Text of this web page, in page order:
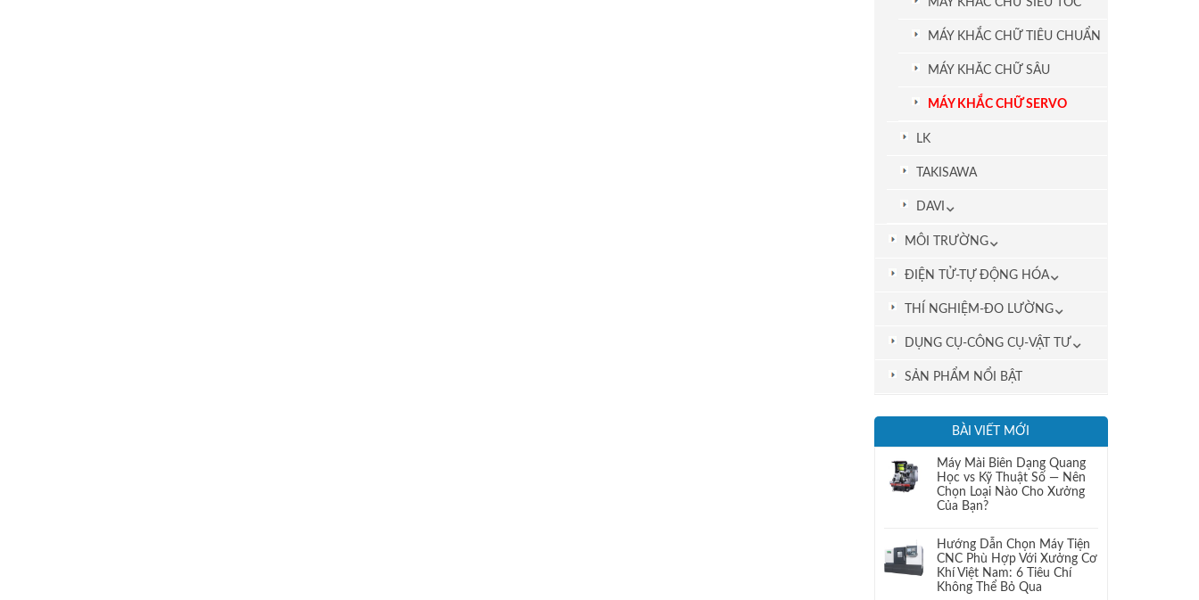
MÁY KHẮC CHỮ TIÊU CHUẨN
MÁY KHĂC CHỮ SÂU
MÁY KHẮC CHỮ SERVO
LK
TAKISAWA
DAVI
MÔI TRƯỜNG
ĐIỆN TỬ-TỰ ĐỘNG HÓA
THÍ NGHIỆM-ĐO LƯỜNG
DỤNG CỤ-CÔNG CỤ-VẬT TƯ
SẢN PHẨM NỔI BẬT
BÀI VIẾT MỚI
Máy Mài Biên Dạng Quang
Học vs Kỹ Thuật Số — Nên
Chọn Loại Nào Cho Xưởng
Của Bạn?
Hướng Dẫn Chọn Máy Tiện
CNC Phù Hợp Với Xưởng Cơ
Khí Việt Nam: 6 Tiêu Chí
Không Thể Bỏ Qua